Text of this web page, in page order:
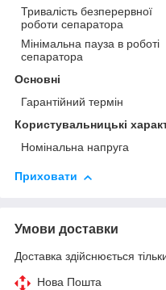
Тривалість безперервної
роботи сепаратора
Мінімальна пауза в роботі
сепаратора
Основні
Гарантійний термін
Користувальницькі
Номінальна напруга
Приховати
Умови доставки
Доставка здійснюється
Нова Пошта